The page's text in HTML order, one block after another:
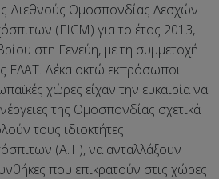
Διεθνούς Ομοσπονδίας Λεσχών
(FICM) για το έτος 2013,
στη Γενεύη, με τη συμμετοχή
ΕΛΑΤ. Δέκα οκτώ εκπρόσωποι
χώρες είχαν την ευκαιρία να
της Ομοσπονδίας σχετικά
τους ιδιοκτήτες
(Α.Τ.), να ανταλλάξουν
που επικρατούν στις χώρες